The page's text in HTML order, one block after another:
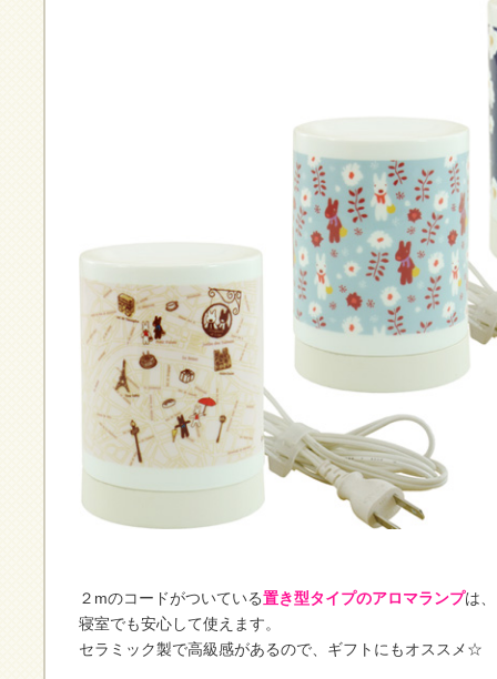
２mのコードがついている置き型タイプのアロマランプは、
寝室でも安心して使えます。
セラミック製で高級感があるので、ギフトにもオススメ☆